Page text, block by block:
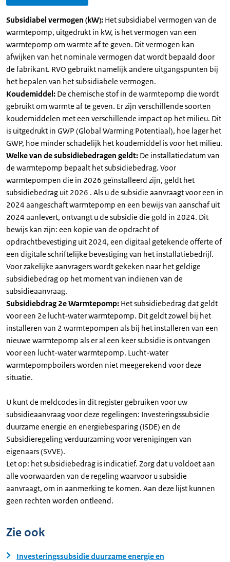
Subsidiabel vermogen (kW): Het subsidiabel vermogen van de
warmtepomp, uitgedrukt in kW, is het vermogen van een
warmtepomp om warmte af te geven. Dit vermogen kan
afwijken van het nominale vermogen dat wordt bepaald door
de fabrikant. RVO gebruikt namelijk andere uitgangspunten bij
het bepalen van het subsidiabele vermogen.
Koudemiddel: De chemische stof in de warmtepomp die wordt
gebruikt om warmte af te geven. Er zijn verschillende soorten
koudemiddelen met een verschillende impact op het milieu. Dit
is uitgedrukt in GWP (Global Warming Potentiaal), hoe lager het
GWP, hoe minder schadelijk het koudemiddel is voor het milieu.
Welke van de subsidiebedragen geldt: De installatiedatum van
de warmtepomp bepaalt het subsidiebedrag. Voor
warmtepompen die in 2026 geïnstalleerd zijn, geldt het
subsidiebedrag uit 2026 . Als u de subsidie aanvraagt voor een in
2024 aangeschaft warmtepomp en een bewijs van aanschaf uit
2024 aanlevert, ontvangt u de subsidie die gold in 2024. Dit
bewijs kan zijn: een kopie van de opdracht of
opdrachtbevestiging uit 2024, een digitaal getekende offerte of
een digitale schriftelijke bevestiging van het installatiebedrijf.
Voor zakelijke aanvragers wordt gekeken naar het geldige
subsidiebedrag op het moment van indienen van de
subsidieaanvraag.
Subsidiebdrag 2e Warmtepomp: Het subsidiebedrag dat geldt
voor een 2e lucht-water warmtepomp. Dit geldt zowel bij het
installeren van 2 warmtepompen als bij het installeren van een
nieuwe warmtepomp als er al een keer subsidie is ontvangen
voor een lucht-water warmtepomp. Lucht-water
warmtepompboilers worden niet meegerekend voor deze
situatie.
U kunt de meldcodes in dit register gebruiken voor uw
subsidieaanvraag voor deze regelingen: Investeringssubsidie
duurzame energie en energiebesparing (ISDE) en de
Subsidieregeling verduurzaming voor verenigingen van
eigenaars (SVVE).
Let op: het subsidiebedrag is indicatief. Zorg dat u voldoet aan
alle voorwaarden van de regeling waarvoor u subsidie
aanvraagt, om in aanmerking te komen. Aan deze lijst kunnen
geen rechten worden ontleend.
Zie ook
Investeringssubsidie duurzame energie en